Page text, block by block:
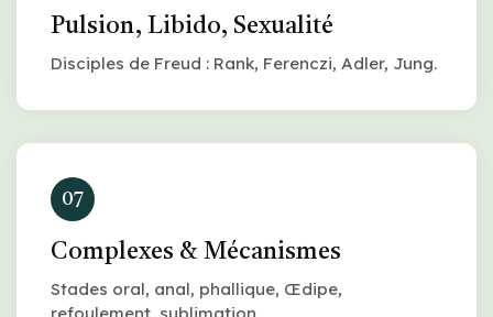
Pulsion, Libido, Sexualité
Disciples de Freud : Rank, Ferenczi, Adler, Jung.
07
Complexes & Mécanismes
Stades oral, anal, phallique, Œdipe,